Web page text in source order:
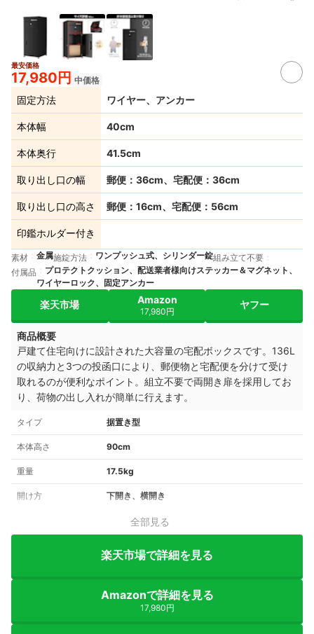
最安価格
17,980円 中価格
固定方法 ワイヤー、アンカー
本体幅 40cm
本体奥行 41.5cm
取り出し口の幅 郵便：36cm、宅配便：36cm
取り出し口の高さ 郵便：16cm、宅配便：56cm
印鑑ホルダー付き
素材 金属施錠方法 ワンプッシュ式、シリンダー錠組み立て不要
付属品
プロテクトクッション、配送業者様向けステッカー＆マグネット、
ワイヤーロック、固定アンカー
楽天市場 Amazon
17,980円
ヤフー
商品概要
戸建て住宅向けに設計された大容量の宅配ボックスです。136L
の収納力と3つの投函口により、郵便物と宅配便を分けて受け
取れるのが便利なポイント。組立不要で両開き扉を採用してお
り、荷物の出し入れが簡単に行えます。
タイプ 据置き型
本体高さ 90cm
重量 17.5kg
開け方 下開き、横開き
全部見る
楽天市場で詳細を見る
Amazonで詳細を見る
17,980円